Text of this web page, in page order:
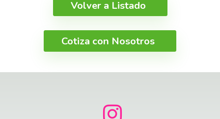
Volver a Listado
Cotiza con Nosotros